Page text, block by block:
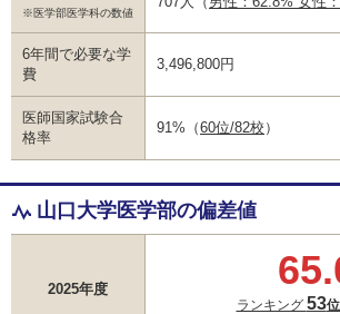
※医学部医学科の数値
6年間で必要な学
費
3,496,800円
医師国家試験合
格率
91% （60位/82校 ）
山口大学医学部の偏差値
2025年度
ランキング 53